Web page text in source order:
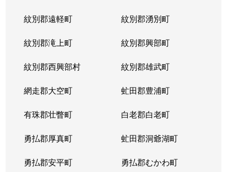
紋別郡遠軽町 紋別郡湧別町
紋別郡滝上町 紋別郡興部町
紋別郡西興部村 紋別郡雄武町
網走郡大空町 虻田郡豊浦町
有珠郡壮瞥町 白老郡白老町
勇払郡厚真町 虻田郡洞爺湖町
勇払郡安平町 勇払郡むかわ町